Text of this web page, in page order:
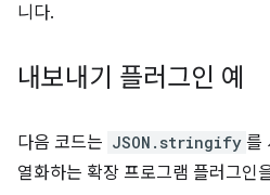
니다.
내보내기 플러그인 예
다음 코드는 JSON.stringify 를
열화하는 확장 프로그램 플러그인